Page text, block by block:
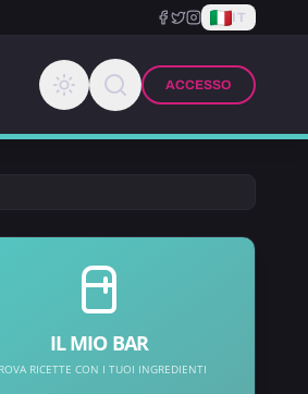
IT
ACCESSO
IL MIO BAR
RICETTE CON I TUOI INGREDIENTI